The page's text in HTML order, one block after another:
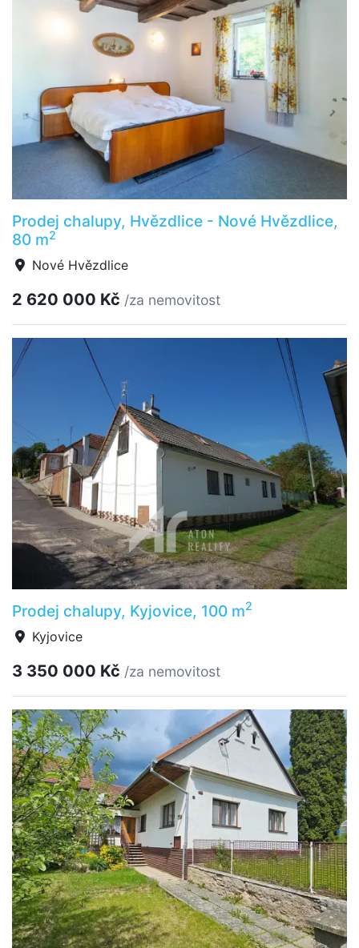
Prodej chalupy, Hvězdlice - Nové Hvězdlice,
80 m2
Nové Hvězdlice
2 620 000 Kč /za nemovitost
Prodej chalupy, Kyjovice, 100 m2
Kyjovice
3 350 000 Kč /za nemovitost